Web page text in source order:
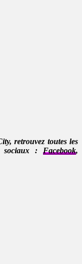
retrouvez toutes les
sociaux : Facebook,